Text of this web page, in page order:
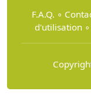
F.A.Q. ∘
d'utilisation∘